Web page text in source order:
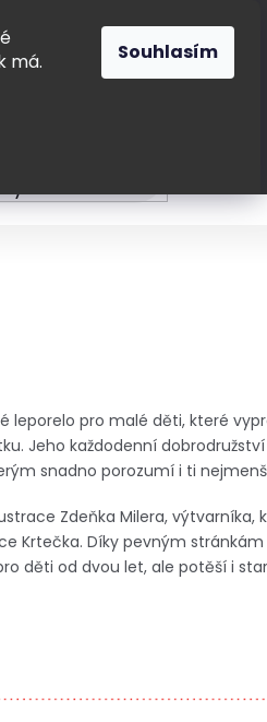
má.
Souhlasím
leporelo pro malé děti, které
Jeho každodenní
snadno porozumí i ti
Zdeňka Milera, výtvarníka,
Krtečka. Díky pevným
děti od dvou let, ale potěší i